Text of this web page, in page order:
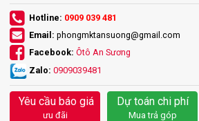
Hotline: 0909 039 481
Email: phongmktansuong@gmail.com
Facebook: Ôtô An Sương
Zalo: 0909039481
Yêu cầu báo giá
ưu đãi
Dự toán chi phí
Mua trả góp